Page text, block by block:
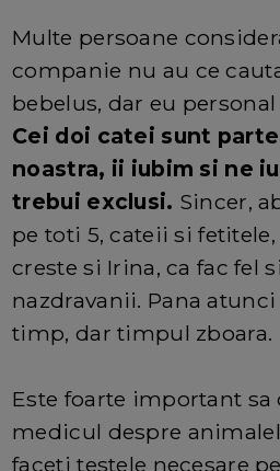
Multe persoane
companie nu au ce
bebelus, dar eu
Cei doi catei sunt
noastra, ii iubim si ne
trebui exclusi. Sincer,
pe toti 5, cateii si
creste si Irina, ca fac fel
nazdravanii. Pana
timp, dar timpul zboara.
Este foarte important
medicul despre
faceti testele necesare